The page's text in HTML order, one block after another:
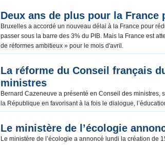
Deux ans de plus pour la
Bruxelles a accordé un nouveau délai à la France pour
passer sous la barre des 3% du PIB. Mais la France est
de réformes ambitieux » pour le mois d'avril.
La réforme du Conseil français
ministres
Bernard Cazeneuve a présenté en Conseil des ministres,
la République en favorisant à la fois le dialogue,
Le ministère de l’écologie
Le ministère de l’écologie a annoncé lundi la création de